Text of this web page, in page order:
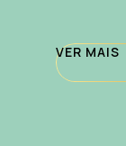
VER MAIS